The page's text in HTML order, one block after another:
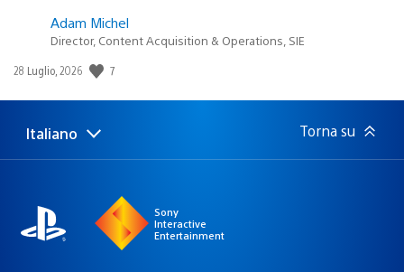
Adam Michel
Director, Content Acquisition & Operations, SIE
Data
pubblicazione:
28 Luglio, 2026 7
Seleziona
una
Regione
attuale:
Italiano Torna su
Sony
Interactive
Entertainment